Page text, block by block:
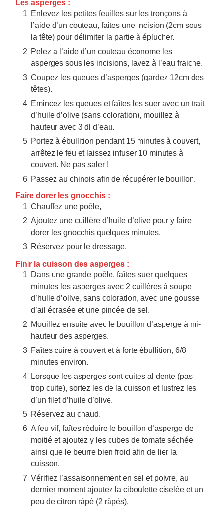
Les asperges :
Enlevez les petites feuilles sur les tronçons à
l’aide d’un couteau, faites une incision (2cm sous
la tête) pour délimiter la partie à éplucher.
Pelez à l’aide d’un couteau économe les
asperges sous les incisions, lavez à l’eau fraiche.
Coupez les queues d’asperges (gardez 12cm des
têtes).
Emincez les queues et faîtes les suer avec un trait
d’huile d’olive (sans coloration), mouillez à
hauteur avec 3 dl d’eau.
Portez à ébullition pendant 15 minutes à couvert,
arrêtez le feu et laissez infuser 10 minutes à
couvert. Ne pas saler !
Passez au chinois afin de récupérer le bouillon.
Faire dorer les gnocchis :
Chauffez une poêle,
Ajoutez une cuillère d’huile d’olive pour y faire
dorer les gnocchis quelques minutes.
Réservez pour le dressage.
Finir la cuisson des asperges :
Dans une grande poêle, faîtes suer quelques
minutes les asperges avec 2 cuillères à soupe
d’huile d’olive, sans coloration, avec une gousse
d’ail écrasée et une pincée de sel.
Mouillez ensuite avec le bouillon d’asperge à mi-
hauteur des asperges.
Faîtes cuire à couvert et à forte ébullition, 6/8
minutes environ.
Lorsque les asperges sont cuites al dente (pas
trop cuite), sortez les de la cuisson et lustrez les
d’un filet d’huile d’olive.
Réservez au chaud.
A feu vif, faîtes réduire le bouillon d’asperge de
moitié et ajoutez y les cubes de tomate séchée
ainsi que le beurre bien froid afin de lier la
cuisson.
Vérifiez l’assaisonnement en sel et poivre, au
dernier moment ajoutez la ciboulette ciselée et un
peu de citron râpé (2 râpés).